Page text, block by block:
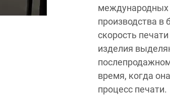
международных
производства
скорость
изделия
время, когда
процесс печати.